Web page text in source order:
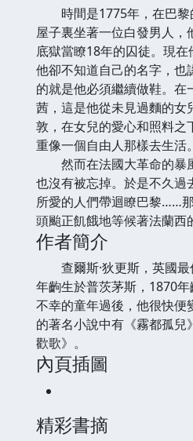
時間是1775年，在巴黎
屋子裏坐著一位白發男人
底獄當瞭18年的囚徒。現
他卻不知道自己的名字，也
的就是他必須繼續做鞋。在
茜，這是他從未見過麵的女
敦，在女兒的愛心和照料之
重像一個自由人那樣去生活。
然而在法國大革命的暴
也沒有被忘掉。於是不久
所愛的人們帶迴瞭巴黎……
頭颱正飢餓地等候著法蘭西
作者簡介
查爾斯·狄更斯，英國最
年齣生於普茨茅斯，1870
不幸的童年過後，他很快便
的著名小說中有《霧都孤
歡歌》。
內頁插圖
精彩書摘